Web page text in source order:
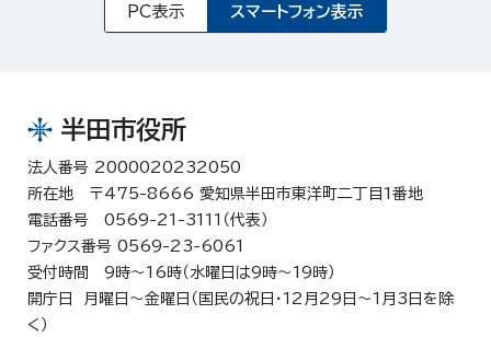
PC表示 スマートフォン表示
半田市役所
法人番号 2000020232050
所在地 〒475-8666 愛知県半田市東洋町二丁目1番地
電話番号 0569-21-3111（代表）
ファクス番号 0569-23-6061
受付時間 9時～16時（水曜日は9時～19時）
開庁日 月曜日～金曜日（国民の祝日・12月29日～1月3日を除
く）